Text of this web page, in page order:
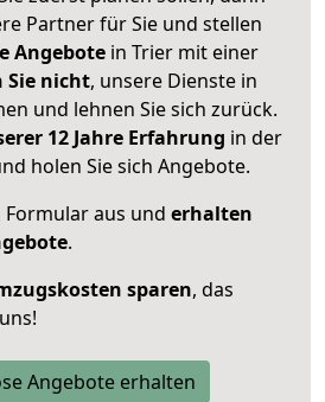
Partner für Sie und stellen
Angebote in Trier mit einer
Sie nicht, unsere Dienste in
und lehnen Sie sich zurück.
12 Jahre Erfahrung in der
holen Sie sich Angebote.
Formular aus und erhalten
.
sparen, das
Angebote erhalten